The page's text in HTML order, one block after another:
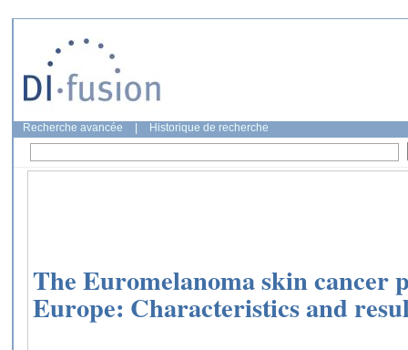
Recherche avancée Historique de recherche
The Euromelanoma skin cancer
Europe: Characteristics and